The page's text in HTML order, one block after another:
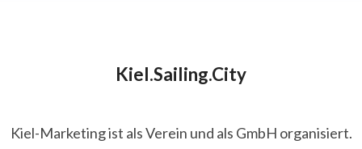
Kiel.Sailing.City
Kiel-Marketing ist als Verein und als GmbH organisiert.